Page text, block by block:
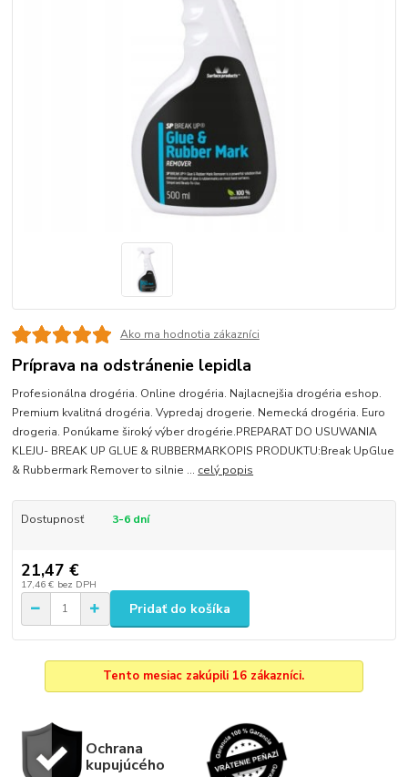
Ako ma hodnotia zákazníci
Príprava na odstránenie lepidla
Profesionálna drogéria. Online drogéria. Najlacnejšia drogéria eshop.
Premium kvalitná drogéria. Vypredaj drogerie. Nemecká drogéria. Euro
drogeria. Ponúkame široký výber drogérie.PREPARAT DO USUWANIA
KLEJU- BREAK UP GLUE & RUBBERMARKOPIS PRODUKTU:Break UpGlue
& Rubbermark Remover to silnie ... celý popis
Dostupnosť 3-6 dní
21,47 €
17,46 € bez DPH
Pridať do košíka
Tento mesiac zakúpili 16 zákazníci.
Ochrana
kupujúcého